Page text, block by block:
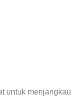
untuk menjangkau